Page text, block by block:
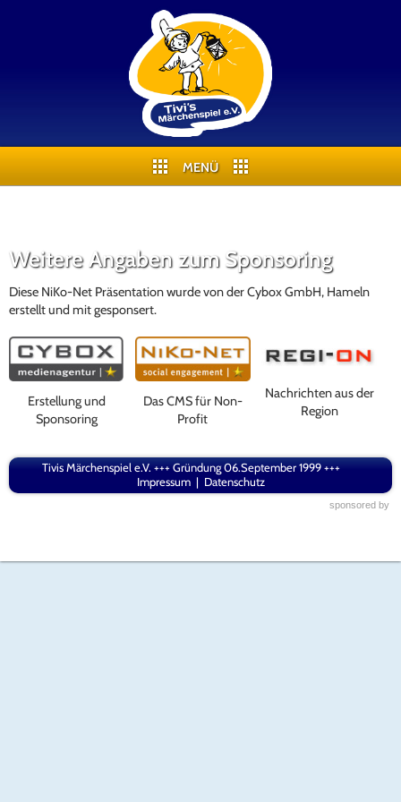
MENÜ
Weitere Angaben zum Sponsoring
Diese NiKo-Net Präsentation wurde von der Cybox GmbH, Hameln
erstellt und mit gesponsert.
Erstellung und
Sponsoring
Das CMS für Non-
Profit
Nachrichten aus der
Region
Tivis Märchenspiel e.V. +++ Gründung 06.September 1999 +++
Impressum| Datenschutz
sponsored by